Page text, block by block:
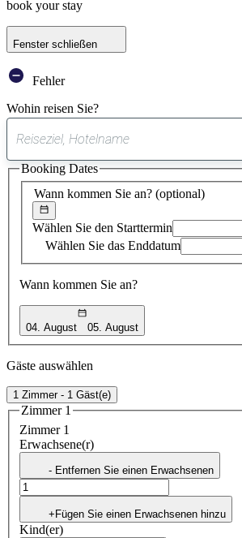
book your stay
Fenster schließen
Fehler
Wohin reisen Sie?
gefundener
Vorschlag
Wann kommen Sie an? (optional)
Wählen Sie den Starttermin
Wählen Sie das Enddatum
Wann kommen Sie an?
04. August 05. August
Booking Dates
Gäste auswählen
1 Zimmer - 1 Gäst(e)
Zimmer 1
Zimmer 1
Erwachsene(r)
- Entfernen Sie einen Erwachsenen
+Fügen Sie einen Erwachsenen hinzu
Kind(er)